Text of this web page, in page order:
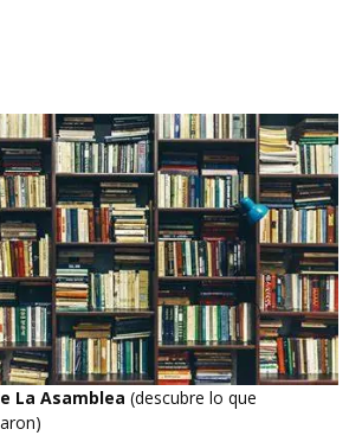
La Asamblea (descubre lo que